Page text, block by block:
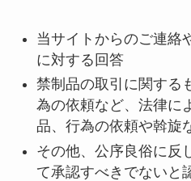
当サイトからのご連絡
に対する回答
禁制品の取引に関する
為の依頼など、法律に
品、行為の依頼や斡旋
その他、公序良俗に反
て承認すべきでないと